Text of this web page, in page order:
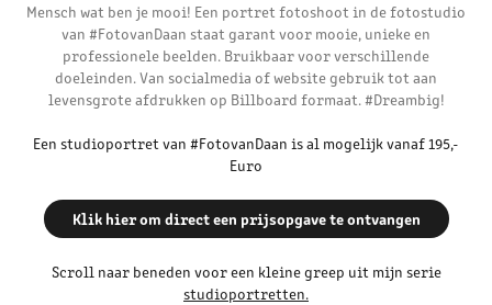
Mensch wat ben je mooi! Een portret fotoshoot in de fotostudio
van #FotovanDaan staat garant voor mooie, unieke en
professionele beelden. Bruikbaar voor verschillende
doeleinden. Van socialmedia of website gebruik tot aan
levensgrote afdrukken op Billboard formaat. #Dreambig!
Een studioportret van #FotovanDaan is al mogelijk vanaf 195,-
Euro
Klik hier om direct een prijsopgave te ontvangen
Scroll naar beneden voor een kleine greep uit mijn serie
studioportretten.